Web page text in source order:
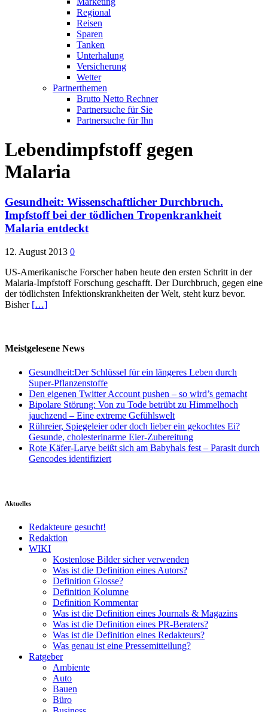
Regional
Reisen
Sparen
Tanken
Unterhalung
Versicherung
Wetter
Partnerthemen
Brutto Netto Rechner
Partnersuche für Sie
Partnersuche für Ihn
Lebendimpfstoff gegen
Malaria
Gesundheit: Wissenschaftlicher Durchbruch.
Impfstoff bei der tödlichen Tropenkrankheit
Malaria entdeckt
12. August 2013 0
US-Amerikanische Forscher haben heute den ersten Schritt in der
Malaria-Impfstoff Forschung geschafft. Der Durchbruch, gegen eine
der tödlichsten Infektionskrankheiten der Welt, steht kurz bevor.
Bisher […]
Meistgelesene News
Gesundheit:Der Schlüssel für ein längeres Leben durch
Super-Pflanzenstoffe
Den eigenen Twitter Account pushen – so wird’s gemacht
Bipolare Störung: Von zu Tode betrübt zu Himmelhoch
jauchzend – Eine extreme Gefühlswelt
Rühreier, Spiegeleier oder doch lieber ein gekochtes Ei?
Gesunde, cholesterinarme Eier-Zubereitung
Rote Käfer-Larve beißt sich am Babyhals fest – Parasit durch
Gencodes identifiziert
Aktuelles
Redakteure gesucht!
Redaktion
WIKI
Kostenlose Bilder sicher verwenden
Was ist die Definition eines Autors?
Definition Glosse?
Definition Kolumne
Definition Kommentar
Was ist die Definition eines Journals & Magazins
Was ist die Definition eines PR-Beraters?
Was ist die Definition eines Redakteurs?
Was genau ist eine Pressemitteilung?
Ratgeber
Ambiente
Auto
Bauen
Büro